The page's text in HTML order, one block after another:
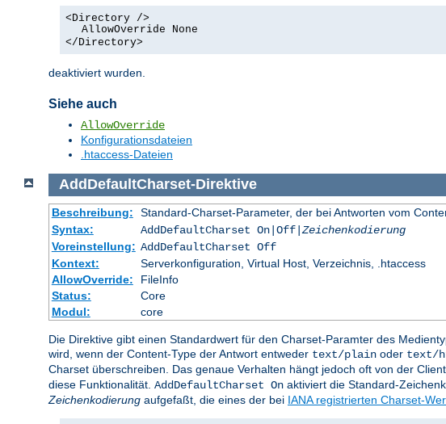
<Directory />
AllowOverride None
</Directory>
deaktiviert wurden.
Siehe auch
AllowOverride
Konfigurationsdateien
.htaccess-Dateien
AddDefaultCharset-Direktive
Beschreibung: Standard-Charset-Parameter, der bei Antworten vom
Syntax:
AddDefaultCharset On|Off|Zeichenkodierung
Voreinstellung: AddDefaultCharset Off
Kontext:
Serverkonfiguration, Virtual Host, Verzeichnis, .htaccess
AllowOverride:
FileInfo
Status:
Core
Modul:
core
Die Direktive gibt einen Standardwert für den Charset-Paramter des
wird, wenn der Content-Type der Antwort entweder text/plain oder text/
Charset überschreiben. Das genaue Verhalten hängt jedoch oft von der
diese Funktionalität. AddDefaultCharset On aktiviert die Standard-
Zeichenkodierung aufgefaßt, die eines der bei IANA registrierten Charset-